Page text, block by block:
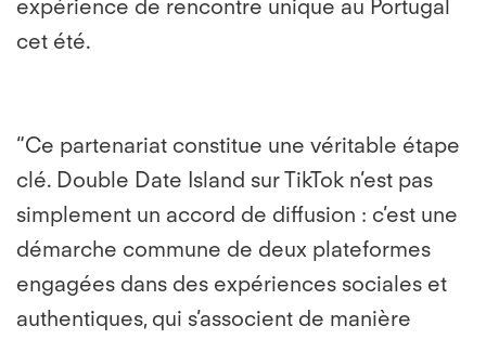
expérience de rencontre unique au Portugal
cet été.
“Ce partenariat constitue une véritable étape
clé. Double Date Island sur TikTok n’est pas
simplement un accord de diffusion : c’est une
démarche commune de deux plateformes
engagées dans des expériences sociales et
authentiques, qui s’associent de manière